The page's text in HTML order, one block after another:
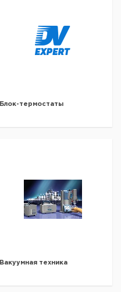
Блок-термостаты
Вакуумная техника